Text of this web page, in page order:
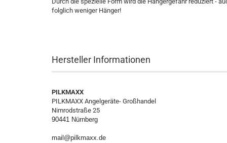
folglich weniger Hänger!
Hersteller Informationen
PILKMAXX
PILKMAXX Angelgeräte- Großhandel
Nimrodstraße 25
90441 Nürnberg
mail@pilkmaxx.de